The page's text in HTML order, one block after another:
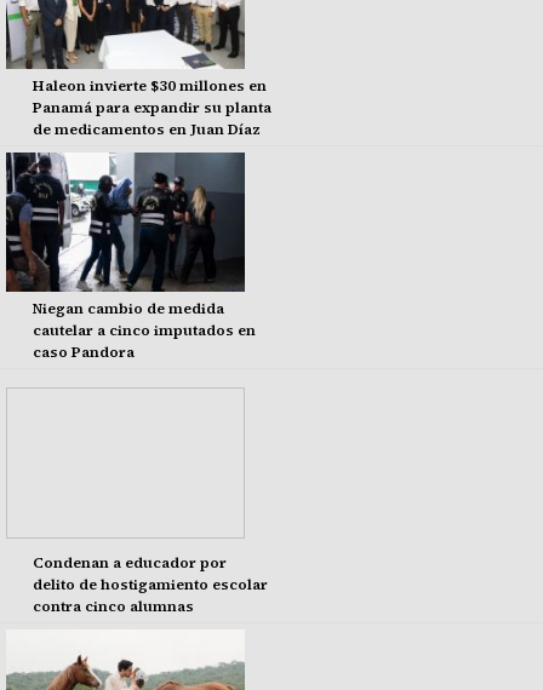
Haleon invierte $30 millones en
Panamá para expandir su planta
de medicamentos en Juan Díaz
Niegan cambio de medida
cautelar a cinco imputados en
caso Pandora
Condenan a educador por
delito de hostigamiento escolar
contra cinco alumnas